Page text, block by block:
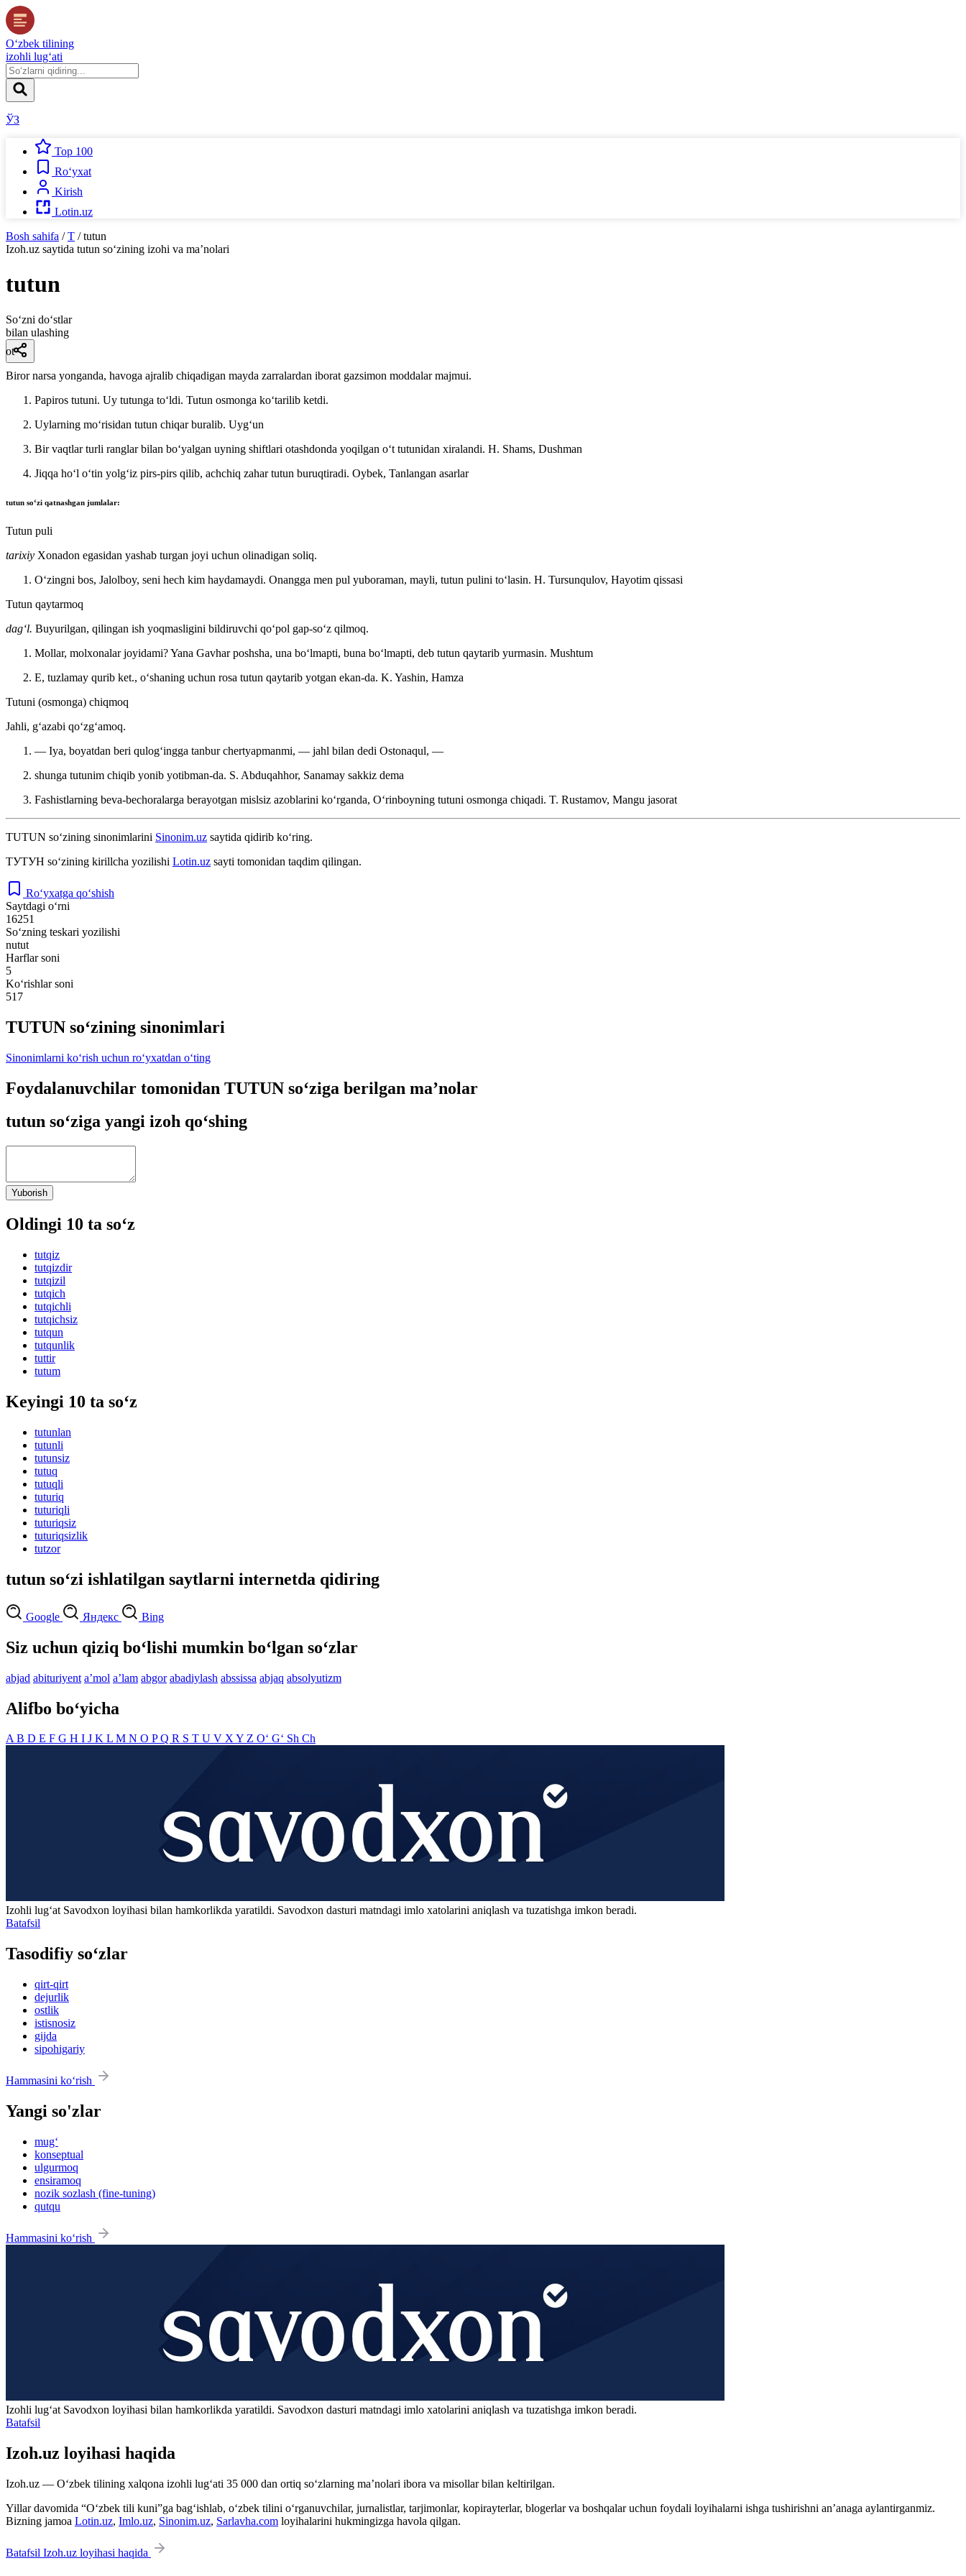
O‘zbek tilining
izohli lug‘ati
ЎЗ
Top 100
Ro‘yxat
Kirish
Lotin.uz
Bosh sahifa / T / tutun
Izoh.uz saytida tutun so‘zining izohi va ma’nolari
tutun
So‘zni do‘stlar
bilan ulashing
ot
Biror narsa yonganda, havoga ajralib chiqadigan mayda zarralardan iborat gazsimon moddalar majmui.
Papiros tutuni. Uy tutunga toʻldi. Tutun osmonga koʻtarilib ketdi.
Uylarning moʻrisidan tutun chiqar buralib. Uygʻun
Bir vaqtlar turli ranglar bilan boʻyalgan uyning shiftlari otashdonda yoqilgan oʻt tutunidan xiralandi. H. Shams, Dushman
Jiqqa hoʻl oʻtin yolgʻiz pirs-pirs qilib, achchiq zahar tutun buruqtiradi. Oybek, Tanlangan asarlar
tutun soʻzi qatnashgan jumlalar:
Tutun puli
tarixiy Xonadon egasidan yashab turgan joyi uchun olinadigan soliq.
Oʻzingni bos, Jalolboy, seni hech kim haydamaydi. Onangga men pul yuboraman, mayli, tutun pulini toʻlasin. H. Tursunqulov, Hayotim qissasi
Tutun qaytarmoq
dagʻl. Buyurilgan, qilingan ish yoqmasligini bildiruvchi qoʻpol gap-soʻz qilmoq.
Mollar, molxonalar joyidami? Yana Gavhar poshsha, una boʻlmapti, buna boʻlmapti, deb tutun qaytarib yurmasin. Mushtum
E, tuzlamay qurib ket., oʻshaning uchun rosa tutun qaytarib yotgan ekan-da. K. Yashin, Hamza
Tutuni (osmonga) chiqmoq
Jahli, gʻazabi qoʻzgʻamoq.
— Iya, boyatdan beri qulogʻingga tanbur chertyapmanmi, — jahl bilan dedi Ostonaqul, —
shunga tutunim chiqib yonib yotibman-da. S. Abduqahhor, Sanamay sakkiz dema
Fashistlarning beva-bechoralarga berayotgan mislsiz azoblarini koʻrganda, Oʻrinboyning tutuni osmonga chiqadi. T. Rustamov, Mangu jasorat
TUTUN so‘zining sinonimlarini Sinonim.uz saytida qidirib ko‘ring.
ТУТУН so‘zining kirillcha yozilishi Lotin.uz sayti tomonidan taqdim qilingan.
Ro‘yxatga qo‘shish
Saytdagi o‘rni
16251
So‘zning teskari yozilishi
nutut
Harflar soni
5
Ko‘rishlar soni
517
TUTUN so‘zining sinonimlari
Sinonimlarni ko‘rish uchun ro‘yxatdan o‘ting
Foydalanuvchilar tomonidan TUTUN so‘ziga berilgan ma’nolar
tutun so‘ziga yangi izoh qo‘shing
Yuborish
Oldingi 10 ta so‘z
tutqiz
tutqizdir
tutqizil
tutqich
tutqichli
tutqichsiz
tutqun
tutqunlik
tuttir
tutum
Keyingi 10 ta so‘z
tutunlan
tutunli
tutunsiz
tutuq
tutuqli
tuturiq
tuturiqli
tuturiqsiz
tuturiqsizlik
tutzor
tutun so‘zi ishlatilgan saytlarni internetda qidiring
Google Яндекс Bing
Siz uchun qiziq bo‘lishi mumkin bo‘lgan so‘zlar
abjad abituriyent aʼmol aʼlam abgor abadiylash abssissa abjaq absolyutizm
Alifbo bo‘yicha
AB D E F G H I J K L M N O PQ R S T U V XY Z O‘ G‘ Sh Ch
Izohli lugʻat Savodxon loyihasi bilan hamkorlikda yaratildi. Savodxon dasturi matndagi imlo xatolarini aniqlash va tuzatishga imkon beradi.
Batafsil
Tasodifiy so‘zlar
qirt-qirt
dejurlik
ostlik
istisnosiz
gijda
sipohigariy
Hammasini ko‘rish
Yangi so'zlar
mug‘
konseptual
ulgurmoq
ensiramoq
nozik sozlash (fine-tuning)
qutqu
Hammasini ko‘rish
Izohli lugʻat Savodxon loyihasi bilan hamkorlikda yaratildi. Savodxon dasturi matndagi imlo xatolarini aniqlash va tuzatishga imkon beradi.
Batafsil
Izoh.uz loyihasi haqida
Izoh.uz — O‘zbek tilining xalqona izohli lug‘ati 35 000 dan ortiq so‘zlarning ma’nolari ibora va misollar bilan keltirilgan.
Yillar davomida “O‘zbek tili kuni”ga bag‘ishlab, o‘zbek tilini o‘rganuvchilar, jurnalistlar, tarjimonlar, kopirayterlar, blogerlar va boshqalar uchun foydali loyihalarni ishga tushirishni an’anaga aylantirganmiz.
Bizning jamoa Lotin.uz, Imlo.uz, Sinonim.uz, Sarlavha.com loyihalarini hukmingizga havola qilgan.
Batafsil Izoh.uz loyihasi haqida